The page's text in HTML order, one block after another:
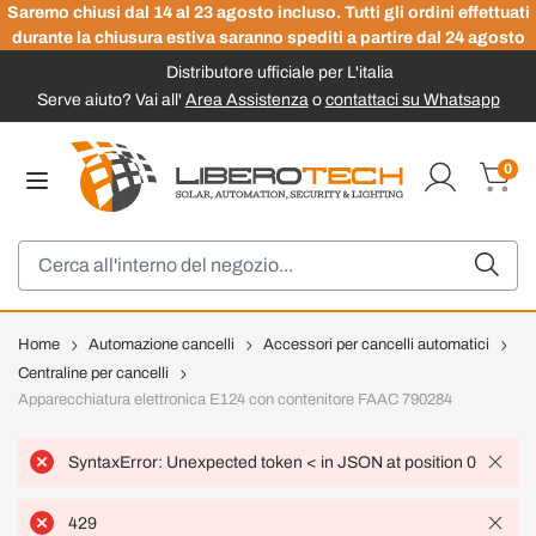
Saremo chiusi dal 14 al 23 agosto incluso. Tutti gli ordini effettuati
durante la chiusura estiva saranno spediti a partire dal 24 agosto
Distributore ufficiale per L'italia
Serve aiuto? Vai all' Area Assistenzao contattaci su Whatsapp
0
Home Automazione cancelli
Accessori per cancelli automatici
Centraline per cancelli
Apparecchiatura elettronica E124 con contenitore FAAC 790284
SyntaxError: Unexpected token < in JSON at position 0
429